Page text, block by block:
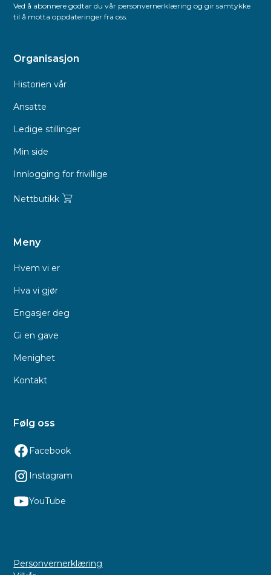
Ved å abonnere godtar du vår personvernerklæring og gir samtykke
til å motta oppdateringer fra oss.
Organisasjon
Historien vår
Ansatte
Ledige stillinger
Min side
Innlogging for frivillige
Nettbutikk
Meny
Hvem vi er
Hva vi gjør
Engasjer deg
Gi en gave
Menighet
Kontakt
Følg oss
Facebook
Instagram
YouTube
Personvernerklæring